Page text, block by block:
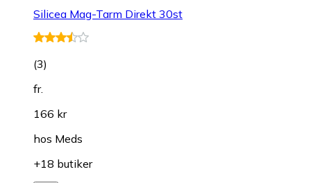
Silicea Mag-Tarm Direkt 30st
(3)
fr.
166 kr
hos Meds
+18 butiker